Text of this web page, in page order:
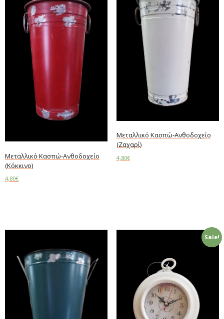
Μεταλλικό Κασπώ-Ανθοδοχείο
(Κόκκινο)
4,80€
Μεταλλικό Κασπώ-Ανθοδοχείο
(Ζαχαρί)
4,80€
Sale!